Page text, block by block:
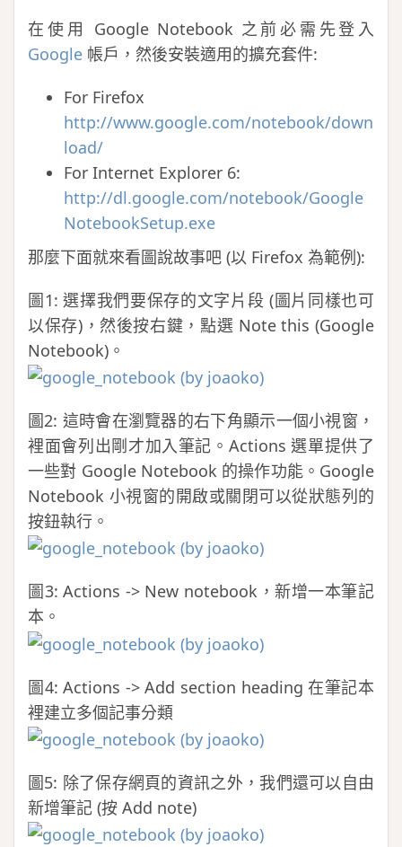
在使用 Google Notebook 之前必需先登入
Google 帳戶，然後安裝適用的擴充套件:
For Firefox
http://www.google.com/notebook/down
load/
For Internet Explorer 6:
http://dl.google.com/notebook/Google
NotebookSetup.exe
那麼下面就來看圖說故事吧 (以 Firefox 為範例):
圖1: 選擇我們要保存的文字片段 (圖片同樣也可
以保存)，然後按右鍵，點選 Note this (Google
Notebook)。
圖2: 這時會在瀏覽器的右下角顯示一個小視窗，
裡面會列出剛才加入筆記。Actions 選單提供了
一些對 Google Notebook 的操作功能。Google
Notebook 小視窗的開啟或關閉可以從狀態列的
按鈕執行。
圖3: Actions -> New notebook，新增一本筆記
本。
圖4: Actions -> Add section heading 在筆記本
裡建立多個記事分類
圖5: 除了保存網頁的資訊之外，我們還可以自由
新增筆記 (按 Add note)